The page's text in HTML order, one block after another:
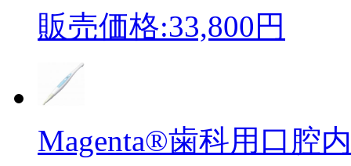
販売価格:33,800円
Magenta®歯科用口腔